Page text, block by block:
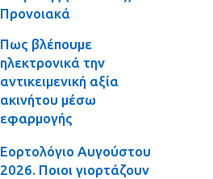
Προνοιακά
Πως βλέπουμε
ηλεκτρονικά την
αντικειμενική αξία
ακινήτου μέσω
εφαρμογής
Εορτολόγιο Αυγούστου
2026. Ποιοι γιορτάζουν